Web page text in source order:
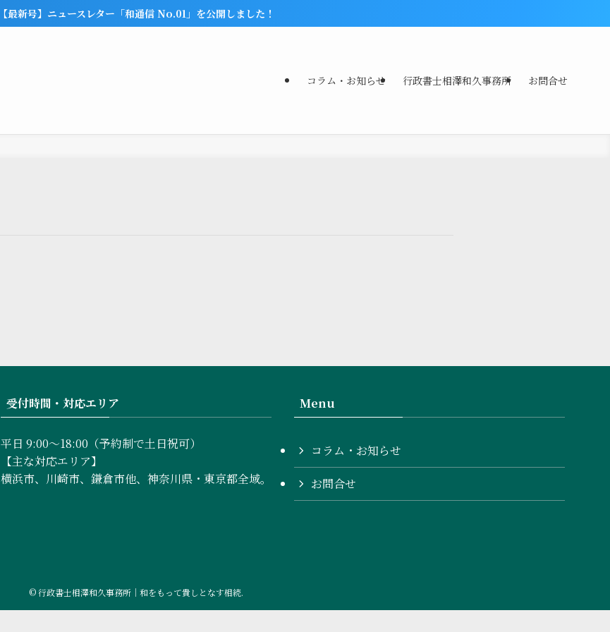
【最新号】ニュースレター「和通信 No.01」を公開しました！
コラム・お知らせ 行政書士相澤和久事務所 お問合せ
受付時間・対応エリア
平日 9:00〜18:00（予約制で土日祝可）
【主な対応エリア】
横浜市、川崎市、鎌倉市他、神奈川県・東京都全域。
Menu
コラム・お知らせ
お問合せ
©行政書士相澤和久事務所｜和をもって貴しとなす相続.